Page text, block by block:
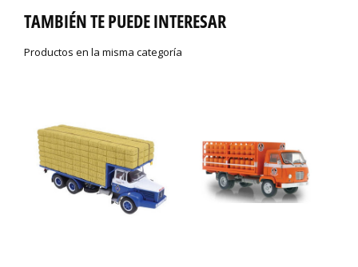
TAMBIÉN TE PUEDE INTERESAR
Productos en la misma categoría